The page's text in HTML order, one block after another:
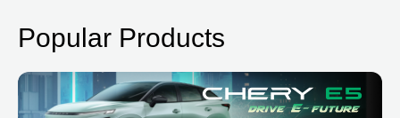
Popular Products